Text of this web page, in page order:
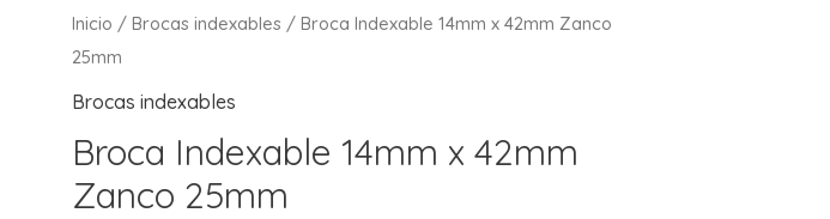
Inicio /Brocas indexables / Broca Indexable 14mm x 42mm Zanco
25mm
Brocas indexables
Broca Indexable 14mm x 42mm
Zanco 25mm